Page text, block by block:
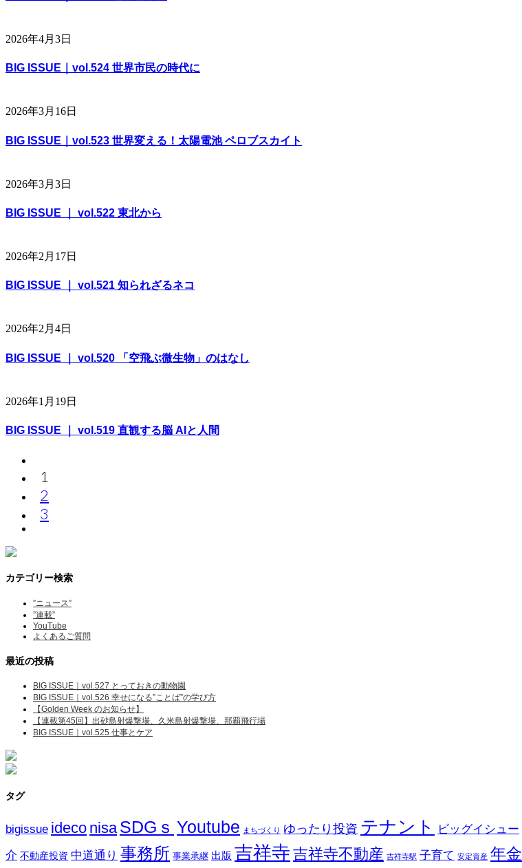
2026年4月3日
BIG ISSUE｜vol.524 世界市民の時代に
2026年3月16日
BIG ISSUE｜vol.523 世界変える！太陽電池 ペロブスカイト
2026年3月3日
BIG ISSUE ｜ vol.522 東北から
2026年2月17日
BIG ISSUE ｜ vol.521 知られざるネコ
2026年2月4日
BIG ISSUE ｜ vol.520 「空飛ぶ微生物」のはなし
2026年1月19日
BIG ISSUE ｜ vol.519 直観する脳 AIと人間
1
2
3
カテゴリー検索
”ニュース”
”連載”
YouTube
よくあるご質問
最近の投稿
BIG ISSUE｜vol.527 とっておきの動物園
BIG ISSUE｜vol.526 幸せになる”ことば”の学び方
【Golden Week のお知らせ】
【連載第45回】出砂島射爆撃場、久米島射爆撃場、那覇飛行場
BIG ISSUE｜vol.525 仕事とケア
タグ
bigissue ideco nisa SDGｓ Youtube まちづくり ゆったり投資 テナント ビッグイシュー
介 不動産投資 中道通り 事務所 事業承継 出版 吉祥寺 吉祥寺不動産 吉祥寺駅 子育て 安定資産 年金